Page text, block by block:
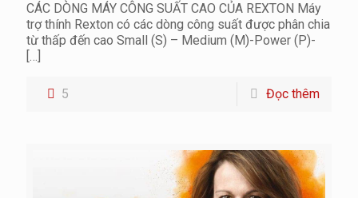
CÁC DÒNG MÁY CÔNG SUẤT CAO CỦA REXTON Máy
trợ thính Rexton có các dòng công suất được phân chia
từ thấp đến cao Small (S) – Medium (M)-Power (P)-
[…]
5 Đọc thêm